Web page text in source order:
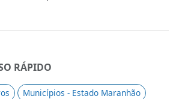
RÁPIDO
Municípios - Estado Maranhão